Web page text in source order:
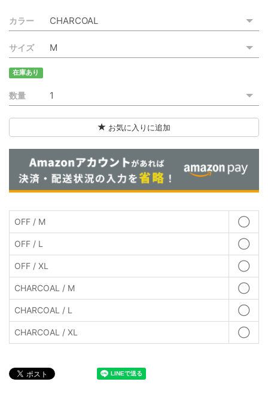
お問い合わせ
カラー
サイズ
在庫あり
数量
お気に入りに追加
OFF / M ◯
OFF / L ◯
OFF / XL ◯
CHARCOAL / M ◯
CHARCOAL / L ◯
CHARCOAL / XL ◯